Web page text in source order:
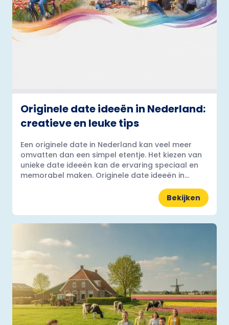
Originele date ideeën in Nederland:
creatieve en leuke tips
Een originele date in Nederland kan veel meer
omvatten dan een simpel etentje. Het kiezen van
unieke date ideeën kan de ervaring speciaal en
memorabel maken. Originele date ideeën in...
Bekijken